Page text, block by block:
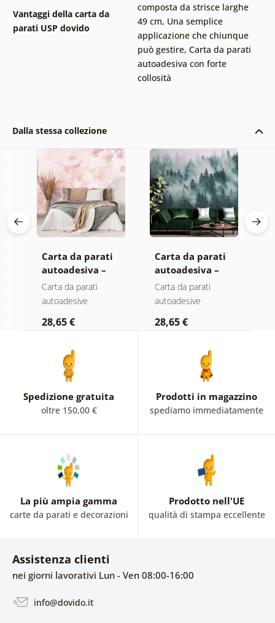
Vantaggi della carta da
parati USP dovido
composta da strisce larghe
49 cm, Una semplice
applicazione che chiunque
può gestire, Carta da parati
autoadesiva con forte
collosità
Dalla stessa collezione
Carta da parati
autoadesiva –
Foglie con
sfumatura
Carta da parati
autoadesive
28,65 €
Carta da parati
autoadesiva –
Foresta nella
nebbia
Carta da parati
autoadesive
28,65 €
Spedizione gratuita
oltre 150,00 €
Prodotti in magazzino
spediamo immediatamente
La più ampia gamma
carte da parati e decorazioni
Prodotto nell'UE
qualità di stampa eccellente
Assistenza clienti
nei giorni lavorativi Lun - Ven 08:00-16:00
info@dovido.it